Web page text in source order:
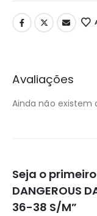
Avaliações
Ainda não existem
Seja o
DANGEROUS
36-38 S/M”